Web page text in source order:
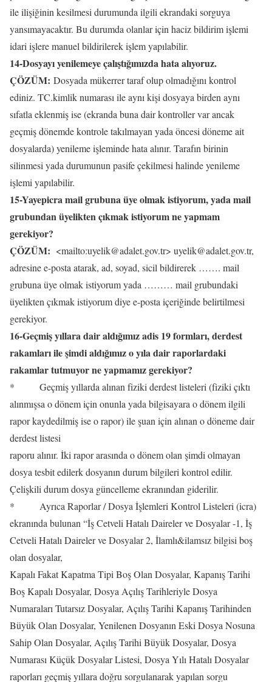
ile ilişiğinin kesilmesi durumunda ilgili ekrandaki sorguya
yansımayacaktır. Bu durumda olanlar için haciz bildirim işlemi
idari işlere manuel bildirilerek işlem yapılabilir.
14-Dosyayı yenilemeye çalıştığımızda hata alıyoruz.
ÇÖZÜM: Dosyada mükerrer taraf olup olmadığını kontrol
ediniz. TC.kimlik numarası ile aynı kişi dosyaya birden aynı
sıfatla eklenmiş ise (ekranda buna dair kontroller var ancak
geçmiş dönemde kontrole takılmayan yada öncesi döneme ait
dosyalarda) yenileme işleminde hata alınır. Tarafın birinin
silinmesi yada durumunun pasife çekilmesi halinde yenileme
işlemi yapılabilir.
15-Yayepicra mail grubuna üye olmak istiyorum, yada mail
grubundan üyelikten çıkmak istiyorum ne yapmam
gerekiyor?
ÇÖZÜM: <mailto:uyelik@adalet.gov.tr> uyelik@adalet.gov.tr,
adresine e-posta atarak, ad, soyad, sicil bildirerek ……. mail
grubuna üye olmak istiyorum yada ……… mail grubundaki
üyelikten çıkmak istiyorum diye e-posta içeriğinde belirtilmesi
gerekiyor.
16-Geçmiş yıllara dair aldığımız adis 19 formları, derdest
rakamları ile şimdi aldığımız o yıla dair raporlardaki
rakamlar tutmuyor ne yapmamız gerekiyor?
* Geçmiş yıllarda alınan fiziki derdest listeleri (fiziki çıktı
alınmışsa o dönem için onunla yada bilgisayara o dönem ilgili
rapor kaydedilmiş ise o rapor) ile şuan için alınan o döneme dair
derdest listesi
raporu alınır. İki rapor arasında o dönem olan şimdi olmayan
dosya tesbit edilerk dosyanın durum bilgileri kontrol edilir.
Çelişkili durum dosya güncelleme ekranından giderilir.
* Ayrıca Raporlar / Dosya İşlemleri Kontrol Listeleri (icra)
ekranında bulunan “İş Cetveli Hatalı Daireler ve Dosyalar -1, İş
Cetveli Hatalı Daireler ve Dosyalar 2, İlamlı&ilamsız bilgisi boş
olan dosyalar,
Kapalı Fakat Kapatma Tipi Boş Olan Dosyalar, Kapanış Tarihi
Boş Kapalı Dosyalar, Dosya Açılış Tarihleriyle Dosya
Numaraları Tutarsız Dosyalar, Açılış Tarihi Kapanış Tarihinden
Büyük Olan Dosyalar, Yenilenen Dosyanın Eski Dosya Nosuna
Sahip Olan Dosyalar, Açılış Tarihi Büyük Dosyalar, Dosya
Numarası Küçük Dosyalar Listesi, Dosya Yılı Hatalı Dosyalar
raporları geçmiş yıllara doğru sorgulanarak yapılan sorgu